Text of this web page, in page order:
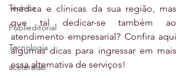
Técnica
Publieditorial
Tecnologia
aceleralab
médica e clínicas da sua região, mas
que tal dedicar-se também ao
atendimento empresarial? Confira aqui
algumas dicas para ingressar em mais
essa alternativa de serviços!